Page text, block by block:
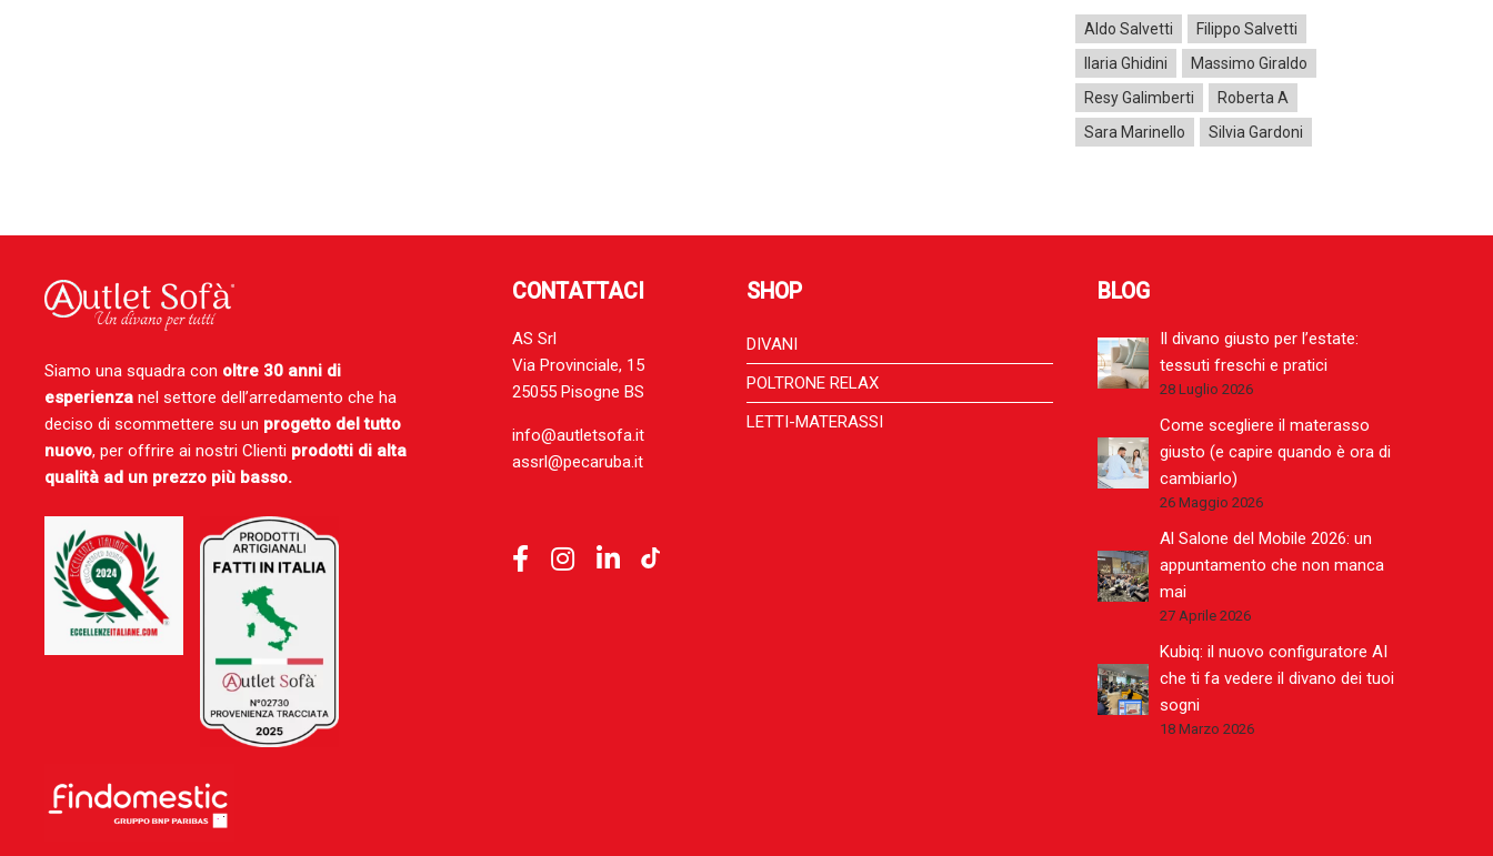
Aldo Salvetti
Filippo Salvetti
Ilaria Ghidini
Massimo Giraldo
Resy Galimberti
Roberta A
Sara Marinello
Silvia Gardoni
Siamo una squadra con oltre 30 anni di
esperienza nel settore dell’arredamento che ha
deciso di scommettere su un progetto del tutto
nuovo, per offrire ai nostri Clienti prodotti di alta
qualità ad un prezzo più basso.
CONTATTACI
AS Srl
Via Provinciale, 15
25055 Pisogne BS
info@autletsofa.it
assrl@pecaruba.it
SHOP
DIVANI
POLTRONE RELAX
LETTI-MATERASSI
BLOG
Il divano giusto per l’estate:
tessuti freschi e pratici
28 Luglio 2026
Come scegliere il materasso
giusto (e capire quando è ora di
cambiarlo)
26 Maggio 2026
Al Salone del Mobile 2026: un
appuntamento che non manca
mai
27 Aprile 2026
Kubiq: il nuovo configuratore AI
che ti fa vedere il divano dei tuoi
sogni
18 Marzo 2026